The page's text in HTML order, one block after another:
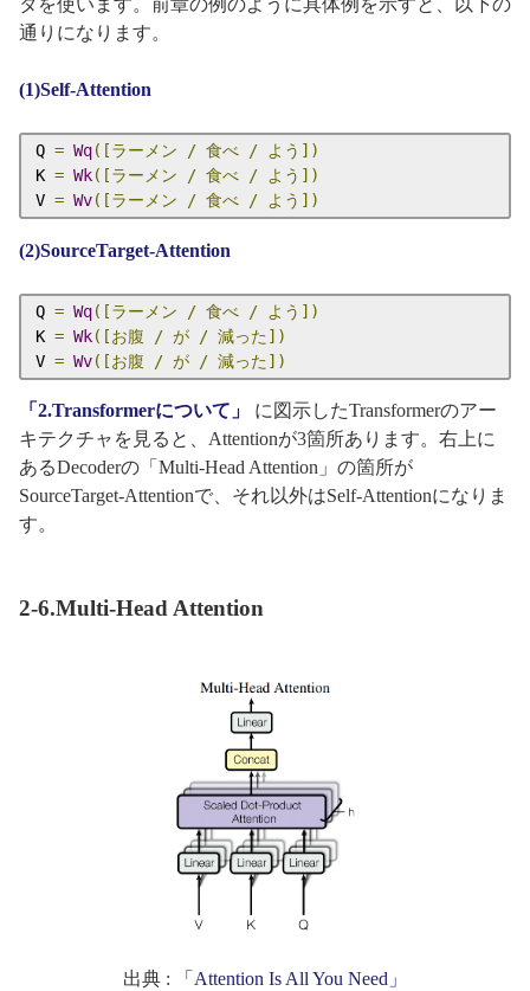
タを使います。前章の例のように具体例を示すと、以下の
通りになります。
(1)Self-Attention
Q = Wq([ラーメン / 食べ / よう])
K = Wk([ラーメン / 食べ / よう])
V = Wv([ラーメン / 食べ / よう])
(2)SourceTarget-Attention
Q = Wq([ラーメン / 食べ /
よう])
K = Wk([お腹 / が / 減った])
V = Wv([お腹 / が / 減った])
「2.Transformerについて」
に図示したTransformerのアー
キテクチャを見ると、Attentionが3箇所あります。右上に
あるDecoderの「Multi-Head Attention」の箇所が
SourceTarget-Attentionで、それ以外はSelf-Attentionになりま
す。
2-6.Multi-Head Attention
出典 : 「Attention Is All You Need」